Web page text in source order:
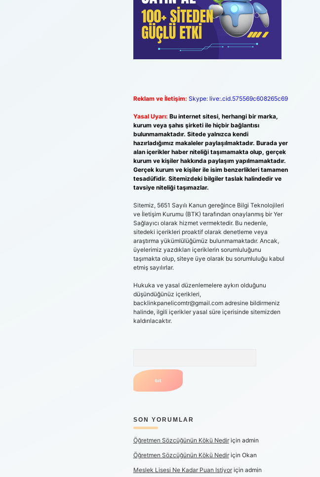
Reklam ve İletişim: Skype: live:.cid.575569c608265c69
Yasal Uyarı: Bu internet sitesi, herhangi bir marka,
kurum veya şahıs şirketi ile hiçbir bağlantısı
bulunmamaktadır. Sitede yalnızca kendi
hazırladığımız makaleler paylaşılmaktadır. Burada yer
alan içerikler haber niteliği taşımamakta olup, gerçek
kurum ve kişiler hakkında paylaşım yapılmamaktadır.
Gerçek kurum ve kişiler ile isim benzerlikleri tamamen
tesadüfidir. Sitemizdeki bilgiler taslak halindedir ve
tavsiye niteliği taşımazlar.
Sitemiz, 5651 Sayılı Kanun gereğince Bilgi Teknolojileri
ve İletişim Kurumu (BTK) tarafından onaylanmış bir Yer
Sağlayıcı olarak hizmet vermektedir. Bu nedenle,
sitedeki içerikleri proaktif olarak denetleme veya
araştırma yükümlülüğümüz bulunmamaktadır. Ancak,
üyelerimiz yazdıkları içeriklerin sorumluluğunu
taşımakta olup, siteye üye olarak bu sorumluluğu kabul
etmiş sayılırlar.
Hukuka ve yasal düzenlemelere aykırı olduğunu
düşündüğünüz içerikleri,
backlinkpanelicomtr@gmail.comadresine bildirmeniz
halinde, ilgili içerikler yasal süre içerisinde sitemizden
kaldırılacaktır.
SON YORUMLAR
Öğretmen Sözcüğünün Kökü Nediriçin admin
Öğretmen Sözcüğünün Kökü Nediriçin Okan
Meslek Lisesi Ne Kadar Puan Istiyoriçin admin